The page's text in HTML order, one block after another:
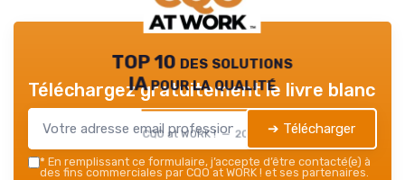
TOP 10 des solutions
IA pour la qualité
CQO at WORK ! — 2026
Téléchargez gratuitement le livre blanc
➔ Télécharger
* En remplissant ce formulaire, j’accepte d’être contacté(e) à
des fins commerciales par CQO at WORK ! et ses partenaires.